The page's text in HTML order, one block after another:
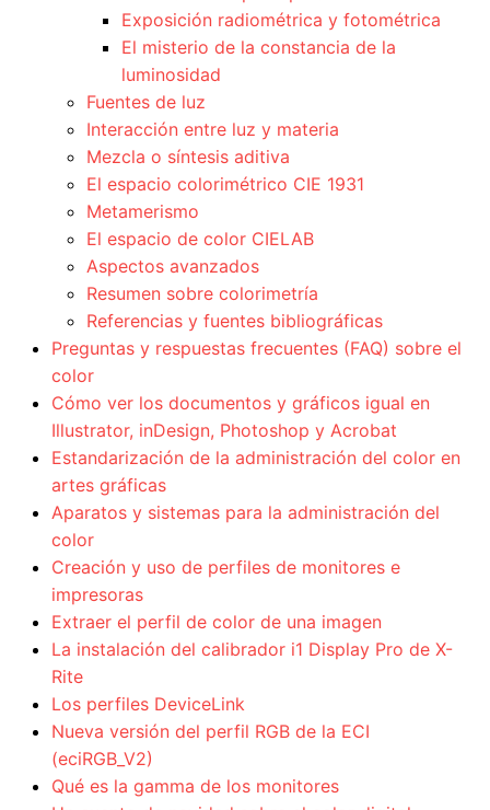
Exposición radiométrica y fotométrica
El misterio de la constancia de la
luminosidad
Fuentes de luz
Interacción entre luz y materia
Mezcla o síntesis aditiva
El espacio colorimétrico CIE 1931
Metamerismo
El espacio de color CIELAB
Aspectos avanzados
Resumen sobre colorimetría
Referencias y fuentes bibliográficas
Preguntas y respuestas frecuentes (FAQ) sobre el
color
Cómo ver los documentos y gráficos igual en
Illustrator, inDesign, Photoshop y Acrobat
Estandarización de la administración del color en
artes gráficas
Aparatos y sistemas para la administración del
color
Creación y uso de perfiles de monitores e
impresoras
Extraer el perfil de color de una imagen
La instalación del calibrador i1 Display Pro de X-
Rite
Los perfiles DeviceLink
Nueva versión del perfil RGB de la ECI
(eciRGB_V2)
Qué es la gamma de los monitores